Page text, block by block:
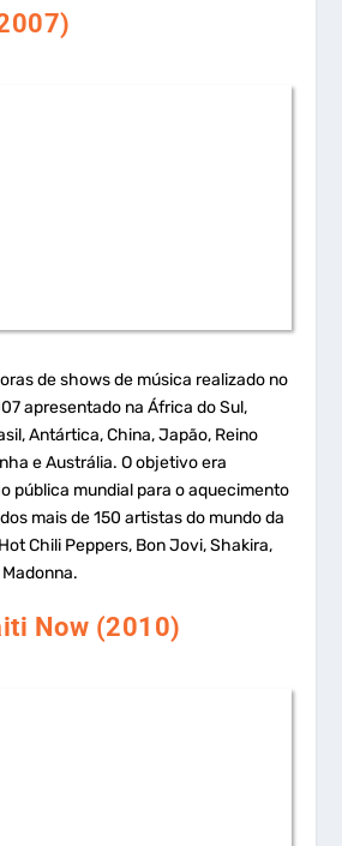
de shows de música realizado no
apresentado na África do Sul,
Antártica, China, Japão, Reino
e Austrália. O objetivo era
pública mundial para o aquecimento
mais de 150 artistas do mundo da
Chili Peppers, Bon Jovi, Shakira,
Now (2010)